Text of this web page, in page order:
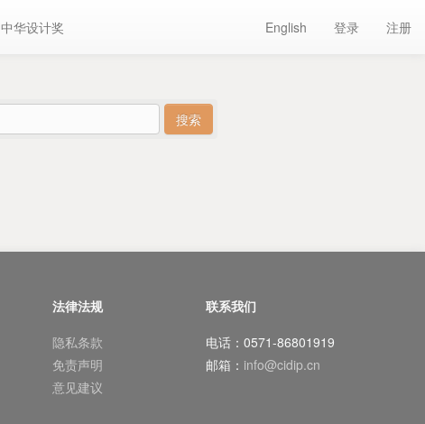
中华设计奖 English 登录 注册
法律法规
隐私条款
免责声明
意见建议
联系我们
电话：0571-86801919
邮箱： info@cidip.cn